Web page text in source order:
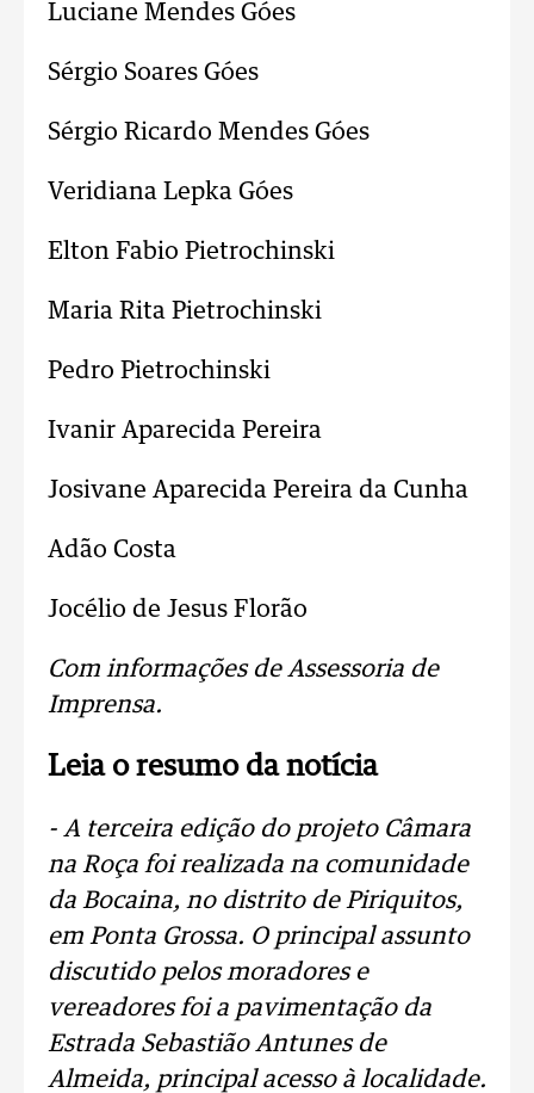
Luciane Mendes Góes
Sérgio Soares Góes
Sérgio Ricardo Mendes Góes
Veridiana Lepka Góes
Elton Fabio Pietrochinski
Maria Rita Pietrochinski
Pedro Pietrochinski
Ivanir Aparecida Pereira
Josivane Aparecida Pereira da Cunha
Adão Costa
Jocélio de Jesus Florão
Com informações de Assessoria de
Imprensa.
Leia o resumo da notícia
- A terceira edição do projeto Câmara
na Roça foi realizada na comunidade
da Bocaina, no distrito de Piriquitos,
em Ponta Grossa. O principal assunto
discutido pelos moradores e
vereadores foi a pavimentação da
Estrada Sebastião Antunes de
Almeida, principal acesso à localidade.